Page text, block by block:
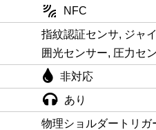
leak_add NFC
指紋認証センサ, ジャ
囲光センサー, 圧力セ
非対応
あり
物理ショルダートリガ